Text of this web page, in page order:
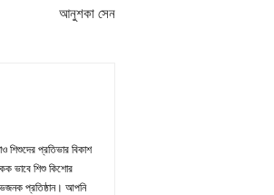
আনুশকা সেন
শিশুদের প্রতিভার বিকাশ
ভাবে শিশু কিশোর
প্রতিষ্ঠান। আপনি